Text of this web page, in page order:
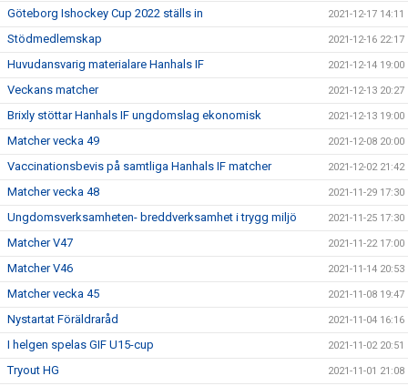
Göteborg Ishockey Cup 2022 ställs in 2021-12-17 14:11
Stödmedlemskap 2021-12-16 22:17
Huvudansvarig materialare Hanhals IF 2021-12-14 19:00
Veckans matcher 2021-12-13 20:27
Brixly stöttar Hanhals IF ungdomslag ekonomisk 2021-12-13 19:00
Matcher vecka 49 2021-12-08 20:00
Vaccinationsbevis på samtliga Hanhals IF matcher 2021-12-02 21:42
Matcher vecka 48 2021-11-29 17:30
Ungdomsverksamheten- breddverksamhet i trygg miljö 2021-11-25 17:30
Matcher V47 2021-11-22 17:00
Matcher V46 2021-11-14 20:53
Matcher vecka 45 2021-11-08 19:47
Nystartat Föräldraråd 2021-11-04 16:16
I helgen spelas GIF U15-cup 2021-11-02 20:51
Tryout HG 2021-11-01 21:08